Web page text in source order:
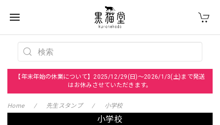
【年末年始の休業について】2025/12/29(日)～2026/1/3(土)まで発送
はお休みさせていただきます。
Home 先生スタンプ 小学校
小学校